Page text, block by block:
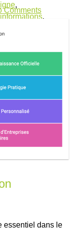
,
,
Comments
essentiel dans le